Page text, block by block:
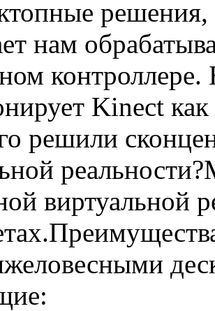
нам
Kinect
решили
виртуальной